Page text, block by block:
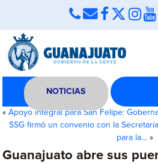
NOTICIAS
«Apoyo integral para San Felipe:
SSG firmó un convenio con la
para la… »
Guanajuato abre sus